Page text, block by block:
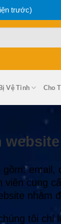
trước)
Vệ Tinh Cho
website
gồm: email,
cung
nhằm
tôi